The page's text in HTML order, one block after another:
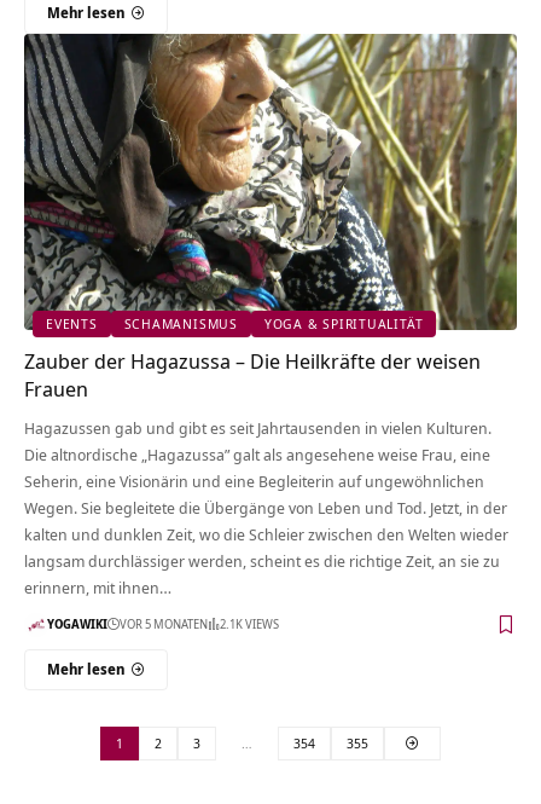
Mehr lesen
EVENTS SCHAMANISMUS YOGA & SPIRITUALITÄT
Zauber der Hagazussa – Die Heilkräfte der weisen
Frauen
Hagazussen gab und gibt es seit Jahrtausenden in vielen Kulturen.
Die altnordische „Hagazussa” galt als angesehene weise Frau, eine
Seherin, eine Visionärin und eine Begleiterin auf ungewöhnlichen
Wegen. Sie begleitete die Übergänge von Leben und Tod. Jetzt, in der
kalten und dunklen Zeit, wo die Schleier zwischen den Welten wieder
langsam durchlässiger werden, scheint es die richtige Zeit, an sie zu
erinnern, mit ihnen…
YOGAWIKI VOR 5 MONATEN 2.1K VIEWS
Mehr lesen
1 2 3 354 355